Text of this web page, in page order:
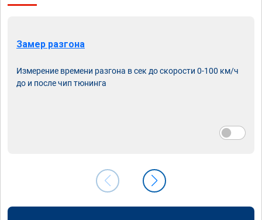
Замер разгона
Измерение времени разгона в сек до скорости 0-100 км/ч
до и после чип тюнинга